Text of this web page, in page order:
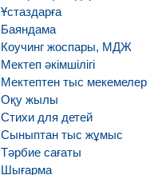
Ұстаздарға
Баяндама
Коучинг жоспары, МДЖ
Мектеп әкімшілігі
Мектептен тыс мекемелер
Оқу жылы
Стихи для детей
Сыныптан тыс жұмыс
Тәрбие сағаты
Шығарма